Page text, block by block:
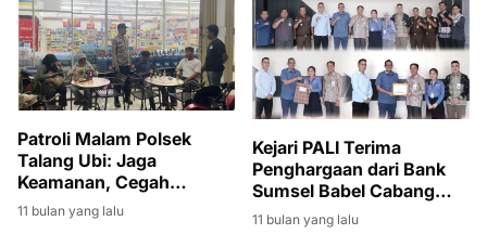
Patroli Malam Polsek
Talang Ubi: Jaga
Keamanan, Cegah
Tawuran dan Tindak
Kriminal
11 bulan yang lalu
Kejari PALI Terima
Penghargaan dari Bank
Sumsel Babel Cabang
Pendopo atas
Keberhasilan Penagihan
11 bulan yang lalu